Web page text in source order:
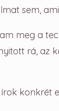
sem,
meg a
rá, az
konkrét